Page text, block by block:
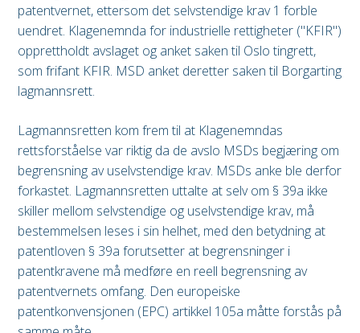
patentvernet, ettersom det selvstendige krav 1 forble
uendret. Klagenemnda for industrielle rettigheter ("KFIR")
opprettholdt avslaget og anket saken til Oslo tingrett,
som frifant KFIR. MSD anket deretter saken til Borgarting
lagmannsrett.
Lagmannsretten kom frem til at Klagenemndas
rettsforståelse var riktig da de avslo MSDs begjæring om
begrensning av uselvstendige krav. MSDs anke ble derfor
forkastet. Lagmannsretten uttalte at selv om § 39a ikke
skiller mellom selvstendige og uselvstendige krav, må
bestemmelsen leses i sin helhet, med den betydning at
patentloven § 39a forutsetter at begrensninger i
patentkravene må medføre en reell begrensning av
patentvernets omfang. Den europeiske
patentkonvensjonen (EPC) artikkel 105a måtte forstås på